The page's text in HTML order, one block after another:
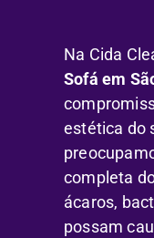
Na Cida
Sofá em
estética do
completa
ácaros,
possam